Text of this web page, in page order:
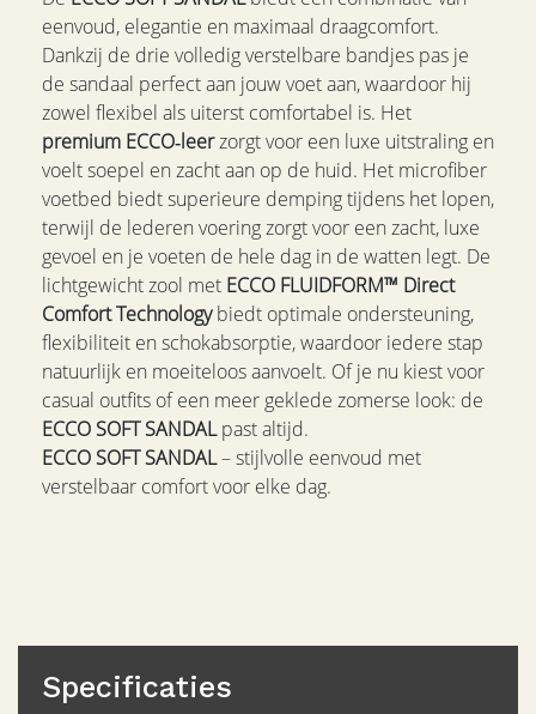
eenvoud, elegantie en maximaal draagcomfort.
Dankzij de drie volledig verstelbare bandjes pas je
de sandaal perfect aan jouw voet aan, waardoor hij
zowel flexibel als uiterst comfortabel is. Het
premium ECCO‑leerzorgt voor een luxe uitstraling en
voelt soepel en zacht aan op de huid. Het microfiber
voetbed biedt superieure demping tijdens het lopen,
terwijl de lederen voering zorgt voor een zacht, luxe
gevoel en je voeten de hele dag in de watten legt. De
lichtgewicht zool met ECCO FLUIDFORM™ Direct
Comfort Technologybiedt optimale ondersteuning,
flexibiliteit en schokabsorptie, waardoor iedere stap
natuurlijk en moeiteloos aanvoelt. Of je nu kiest voor
casual outfits of een meer geklede zomerse look: de
ECCO SOFT SANDALpast altijd.
ECCO SOFT SANDAL– stijlvolle eenvoud met
verstelbaar comfort voor elke dag.
Specificaties